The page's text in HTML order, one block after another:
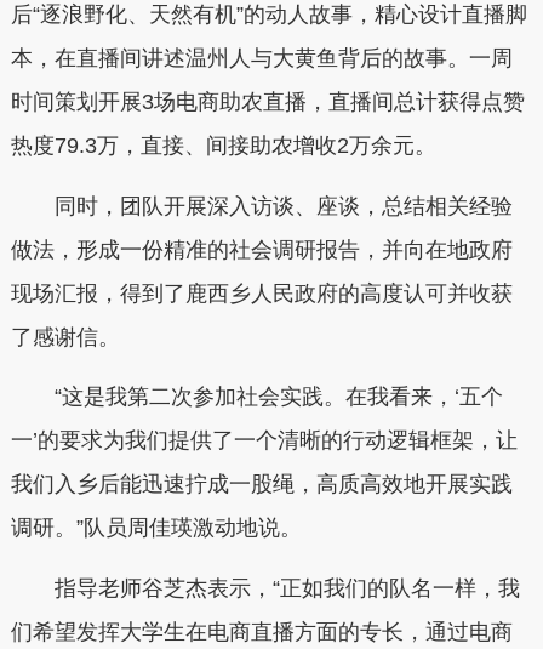
后“逐浪野化、天然有机”的动人故事，精心设计直播脚
本，在直播间讲述温州人与大黄鱼背后的故事。一周
时间策划开展3场电商助农直播，直播间总计获得点赞
热度79.3万，直接、间接助农增收2万余元。
同时，团队开展深入访谈、座谈，总结相关经验
做法，形成一份精准的社会调研报告，并向在地政府
现场汇报，得到了鹿西乡人民政府的高度认可并收获
了感谢信。
“这是我第二次参加社会实践。在我看来，‘五个
一’的要求为我们提供了一个清晰的行动逻辑框架，让
我们入乡后能迅速拧成一股绳，高质高效地开展实践
调研。”队员周佳瑛激动地说。
指导老师谷芝杰表示，“正如我们的队名一样，我
们希望发挥大学生在电商直播方面的专长，通过电商